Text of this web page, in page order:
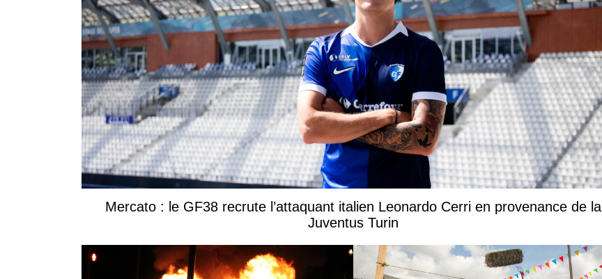
Mercato : le GF38 recrute l’attaquant italien Leonardo Cerri en provenance de la
Juventus Turin